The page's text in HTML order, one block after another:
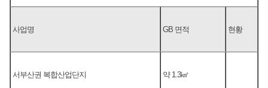
사업명 GB 면적 현황
서부산권 복합산업단지 약 1.3㎢